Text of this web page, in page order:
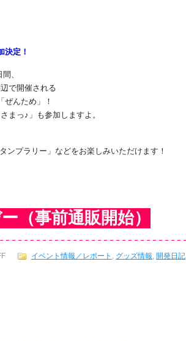
定！
、
で開催される
ぜんため」！
まっ♪」も参加しますよ。
ンプラリー」などをお楽しみいただけます！
（事前通販開始）
イベント情報／レポート , グッズ情報, 開発日記